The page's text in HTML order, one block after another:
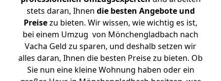
stets daran, Ihnen die besten Angebote und
Preisezu bieten. Wir wissen, wie wichtig es ist,
bei einem Umzug von Mönchengladbach nach
Vacha Geld zu sparen, und deshalb setzen wir
alles daran, Ihnen die besten Preise zu bieten. Ob
Sie nun eine kleine Wohnung haben oder ein